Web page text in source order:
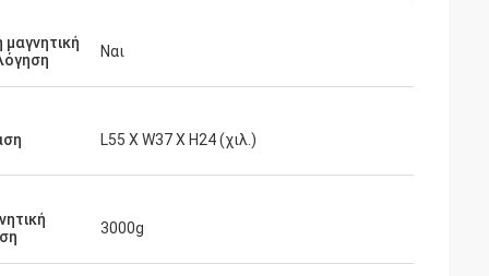
μαγνητική
Ναι
L55 Χ W37 Χ H24 (χιλ.)
3000g